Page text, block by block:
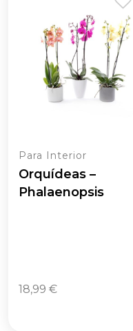
Para Interior
Orquídeas –
Phalaenopsis
18,99 €